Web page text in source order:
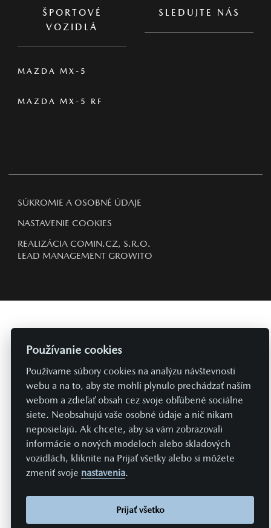
ŠPORTOVÉ
VOZIDLÁ
MAZDA MX-5
MAZDA MX-5 RF
SLEDUJTE NÁS
SÚKROMIE A OSOBNÉ ÚDAJE
NASTAVENIE COOKIES
REALIZÁCIA COMIN.CZ, S.R.O.
LEAD MANAGEMENT GROWITO
Používanie cookies
Používame súbory cookies na analýzu návštevnosti
webu a na to, aby ste mohli plynulo prechádzať naším
webom a zdieľať obsah cez svoje obľúbené sociálne
siete. Neobsahujú vaše osobné údaje a nič nikam
neposielajú. Ak chcete, aby sa vám zobrazovali
informácie o nových modeloch alebo skladových
vozidlách, kliknite na Prijať všetky alebo si môžete
zmeniť svoje nastavenia.
Prijať všetko